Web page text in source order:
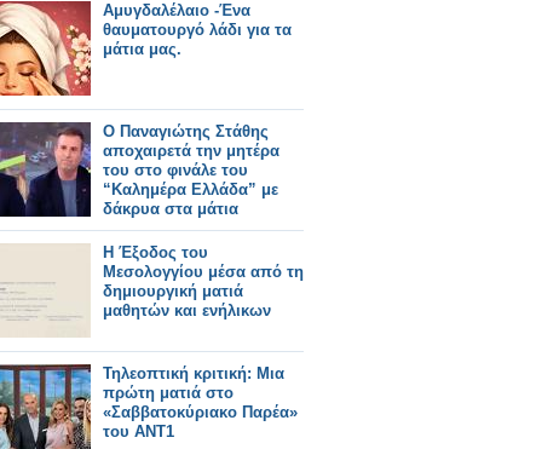
Αμυγδαλέλαιο -Ένα
θαυματουργό λάδι για τα
μάτια μας.
Ο Παναγιώτης Στάθης
αποχαιρετά την μητέρα
του στο φινάλε του
“Καλημέρα Ελλάδα” με
δάκρυα στα μάτια
Η Έξοδος του
Μεσολογγίου μέσα από τη
δημιουργική ματιά
μαθητών και ενήλικων
Τηλεοπτική κριτική: Μια
πρώτη ματιά στο
«Σαββατοκύριακο Παρέα»
του ΑΝΤ1